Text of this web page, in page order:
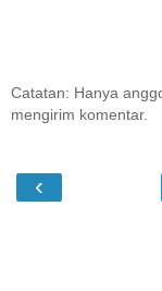
Catatan: Hanya
mengirim komentar.
‹